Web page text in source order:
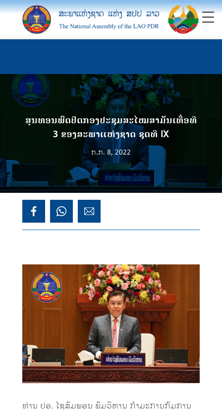
ສູນທອນພົດປິດກອງປະຊຸມສະໄໝສາມັນເທື່ອທີ
3 ຂອງສະພາແຫ່ງຊາດ ຊຸດທີ IX
ກ.ກ. 8, 2022
ທ່ານ ປອ. ໄຊສົມພອນ ພົມວິຫານ ກໍາມະການກົມການ